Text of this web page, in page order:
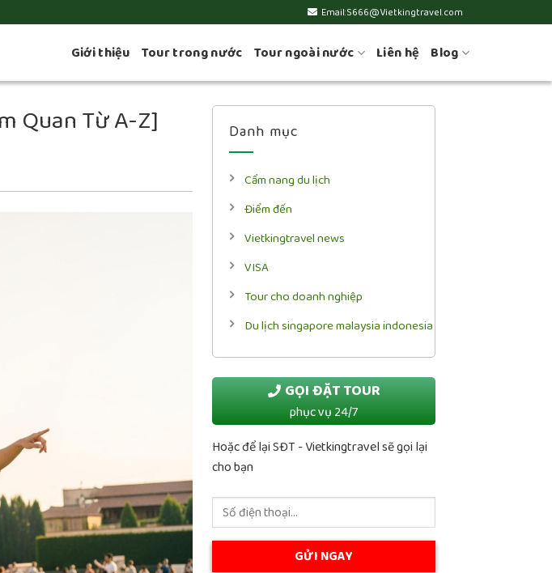
Email:S666@Vietkingtravel.com
Giới thiệu Tour trong nước Tour ngoài nước Liên hệ Blog
Quan Từ A-Z] Danh mục
Cẩm nang du lịch
Điểm đến
Vietkingtravel news
VISA
Tour cho doanh nghiệp
Du lịch singapore malaysia indonesia
GỌI ĐẶT TOUR
phục vụ 24/7
Hoặc để lại SĐT - Vietkingtravel sẽ gọi lại
cho bạn